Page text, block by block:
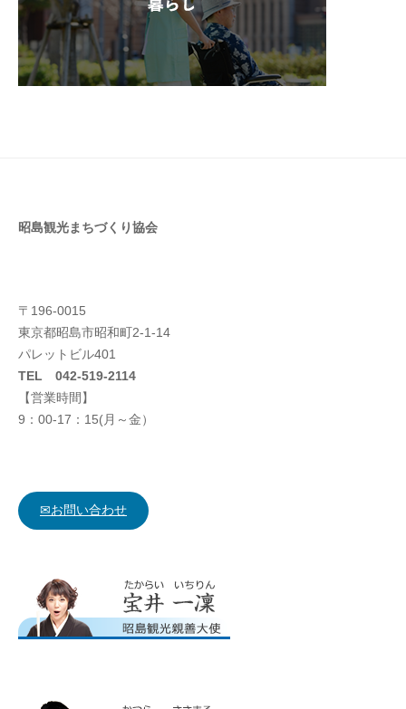
昭島観光まちづくり協会
〒196-0015
東京都昭島市昭和町2-1-14
パレットビル401
TEL 042-519-2114
【営業時間】
9：00-17：15(月～金）
✉お問い合わせ